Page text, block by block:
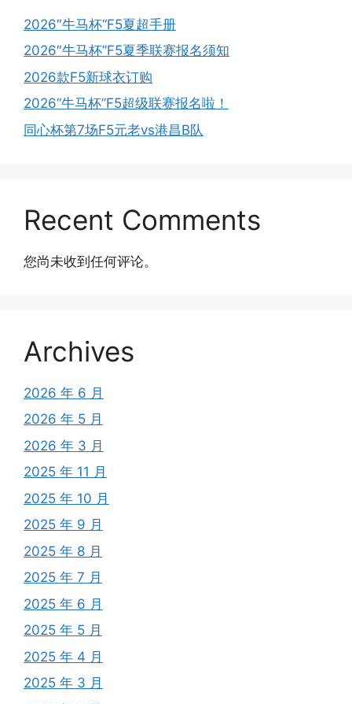
2026″牛马杯“F5夏超手册
2026″牛马杯”F5夏季联赛报名须知
2026款F5新球衣订购
2026“牛马杯”F5超级联赛报名啦！
同心杯第7场F5元老vs港昌B队
Recent Comments
您尚未收到任何评论。
Archives
2026 年 6 月
2026 年 5 月
2026 年 3 月
2025 年 11 月
2025 年 10 月
2025 年 9 月
2025 年 8 月
2025 年 7 月
2025 年 6 月
2025 年 5 月
2025 年 4 月
2025 年 3 月